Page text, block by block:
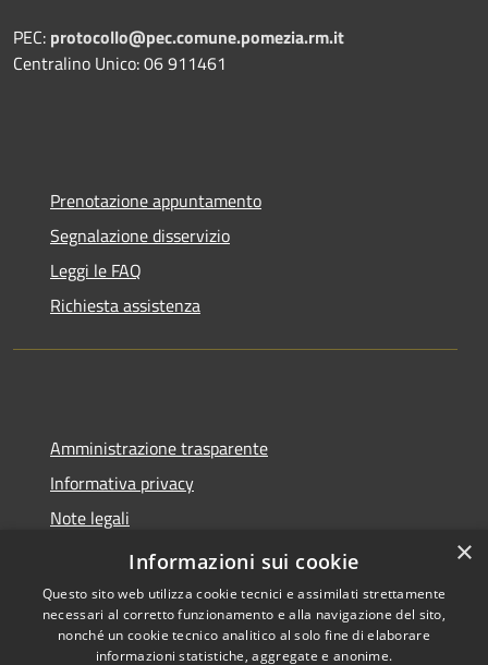
PEC: protocollo@pec.comune.pomezia.rm.it
Centralino Unico: 06 911461
Prenotazione appuntamento
Segnalazione disservizio
Leggi le FAQ
Richiesta assistenza
Amministrazione trasparente
Informativa privacy
Note legali
Dichiarazione di accessibilità
×
Informazioni sui cookie
Questo sito web utilizza cookie tecnici e assimilati strettamente
necessari al corretto funzionamento e alla navigazione del sito,
nonché un cookie tecnico analitico al solo fine di elaborare
informazioni statistiche, aggregate e anonime.